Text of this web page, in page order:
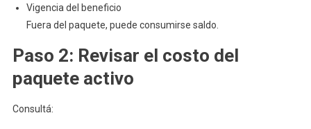
Vigencia del beneficio
Fuera del paquete, puede consumirse saldo.
Paso 2: Revisar el costo del
paquete activo
Consultá: